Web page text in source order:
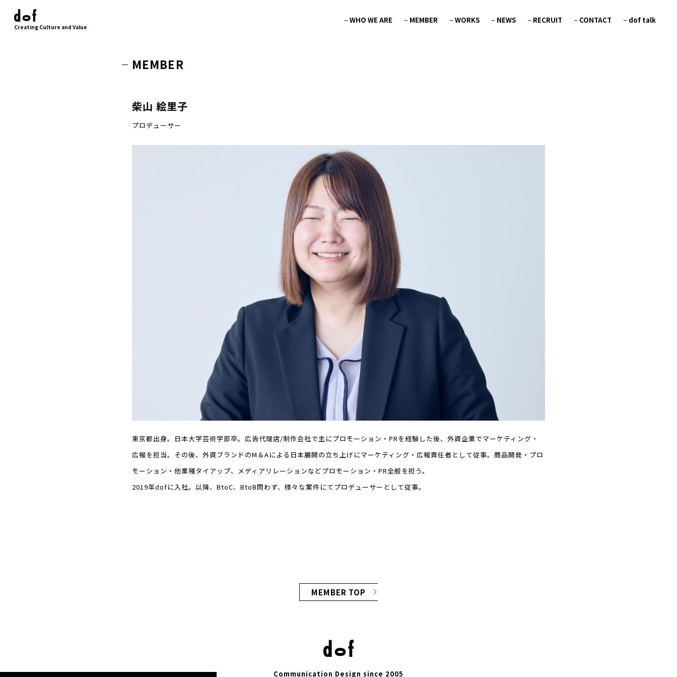
Creating Culture and Value
WHO WE ARE MEMBER WORKS NEWS RECRUIT CONTACT dof talk
MEMBER
柴山 絵里子
プロデューサー
東京都出身。日本大学芸術学部卒。広告代理店/制作会社で主にプロモーション・PRを経験した後、外資企業でマーケティング・
広報を担当。その後、外資ブランドのM＆Aによる日本展開の立ち上げにマーケティング・広報責任者として従事。商品開発・プロ
モーション・他業種タイアップ、メディアリレーションなどプロモーション・PR全般を担う。
2019年dofに入社。以降、BtoC、BtoB問わず、様々な案件にてプロデューサーとして従事。
MEMBER TOP
Communication Design since 2005